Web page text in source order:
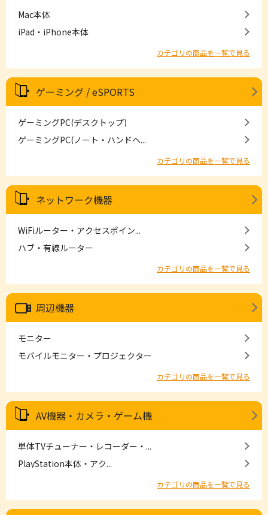
Mac本体
iPad・iPhone本体
カテゴリの商品を一覧で見る
ゲーミング / eSPORTS
ゲーミングPC(デスクトップ)
ゲーミングPC(ノート・ハンドヘ...
カテゴリの商品を一覧で見る
ネットワーク機器
WiFiルーター・アクセスポイン...
ハブ・有線ルーター
カテゴリの商品を一覧で見る
周辺機器
モニター
モバイルモニター・プロジェクター
カテゴリの商品を一覧で見る
AV機器・カメラ・ゲーム機
単体TVチューナー・レコーダー・...
PlayStation本体・アク...
カテゴリの商品を一覧で見る